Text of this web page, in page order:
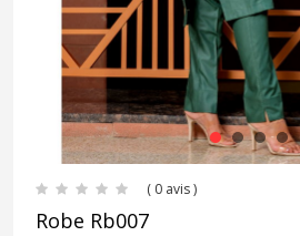
1 2 3 4
( 0 avis )
Robe Rb007